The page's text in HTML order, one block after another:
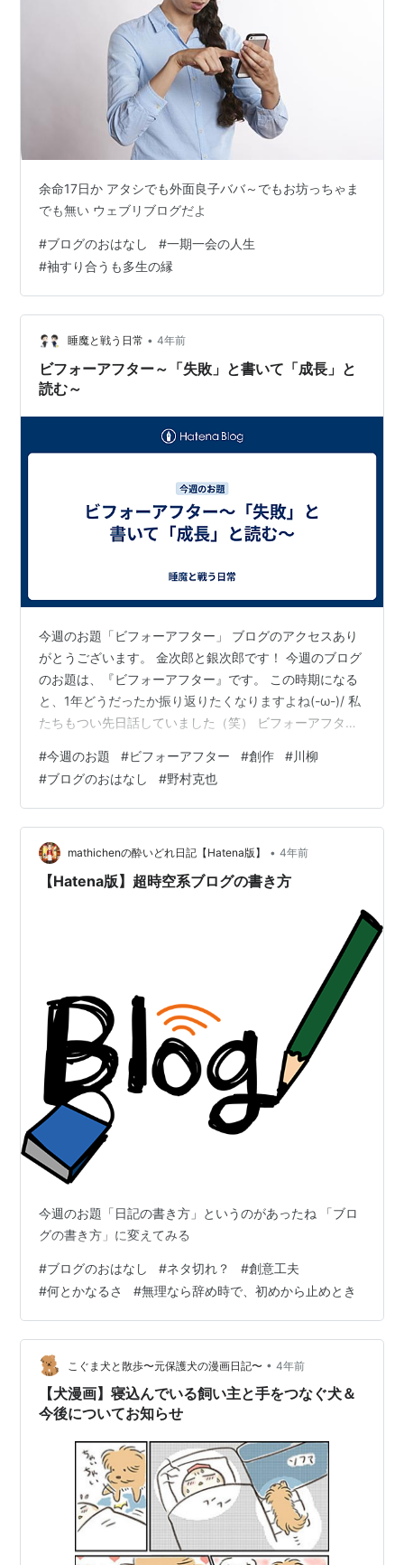
余命17日か アタシでも外面良子ババ～でもお坊っちゃま
でも無い ウェブリブログだよ
#ブログのおはなし #一期一会の人生
#袖すり合うも多生の縁
睡魔と戦う日常 • 4年前
ビフォーアフター～「失敗」と書いて「成長」と
読む～
今週のお題「ビフォーアフター」 ブログのアクセスあり
がとうございます。 金次郎と銀次郎です！ 今週のブログ
のお題は、『ビフォーアフター』です。 この時期になる
と、1年どうだったか振り返りたくなりますよね(-ω-)/ 私
たちもつい先日話していました（笑） ビフォーアフター
（長）ター”できると．．． ◆今日の一句◆ 金次郎 継続
で 底辺ブロガー 抜け出すぞ銀次郎 変わること 恐るべか
らず ならず者 【金次郎と銀次郎のビフォーアフター】
私たちのビフォーアフターは、やはりこのブログです。
以前のお題「日記の書き方」でお話したことに近いかも
しれません。…
#今週のお題 #ビフォーアフター #創作 #川柳
#ブログのおはなし #野村克也
mathichenの酔いどれ日記【Hatena版】 • 4年前
【Hatena版】超時空系ブログの書き方
今週のお題「日記の書き方」というのがあったね 「ブロ
グの書き方」に変えてみる
#ブログのおはなし #ネタ切れ？ #創意工夫
#何とかなるさ #無理なら辞め時で、初めから止めとき
こぐま犬と散歩〜元保護犬の漫画日記〜 • 4年前
【犬漫画】寝込んでいる飼い主と手をつなぐ犬＆
今後についてお知らせ